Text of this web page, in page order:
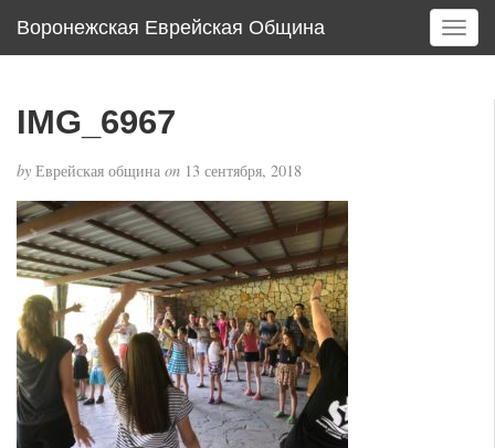
Воронежская Еврейская Община
T
o
IMG_6967
by Еврейская община on 13 сентября, 2018